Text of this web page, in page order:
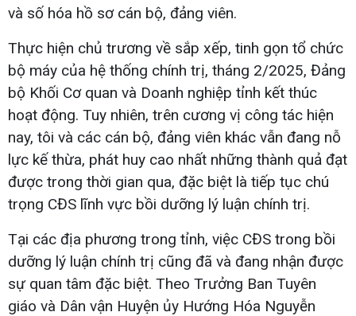
và số hóa hồ sơ cán bộ, đảng viên.
Thực hiện chủ trương về sắp xếp, tinh gọn tổ chức
bộ máy của hệ thống chính trị, tháng 2/2025, Đảng
bộ Khối Cơ quan và Doanh nghiệp tỉnh kết thúc
hoạt động. Tuy nhiên, trên cương vị công tác hiện
nay, tôi và các cán bộ, đảng viên khác vẫn đang nỗ
lực kế thừa, phát huy cao nhất những thành quả đạt
được trong thời gian qua, đặc biệt là tiếp tục chú
trọng CĐS lĩnh vực bồi dưỡng lý luận chính trị.
Tại các địa phương trong tỉnh, việc CĐS trong bồi
dưỡng lý luận chính trị cũng đã và đang nhận được
sự quan tâm đặc biệt. Theo Trưởng Ban Tuyên
giáo và Dân vận Huyện ủy Hướng Hóa Nguyễn